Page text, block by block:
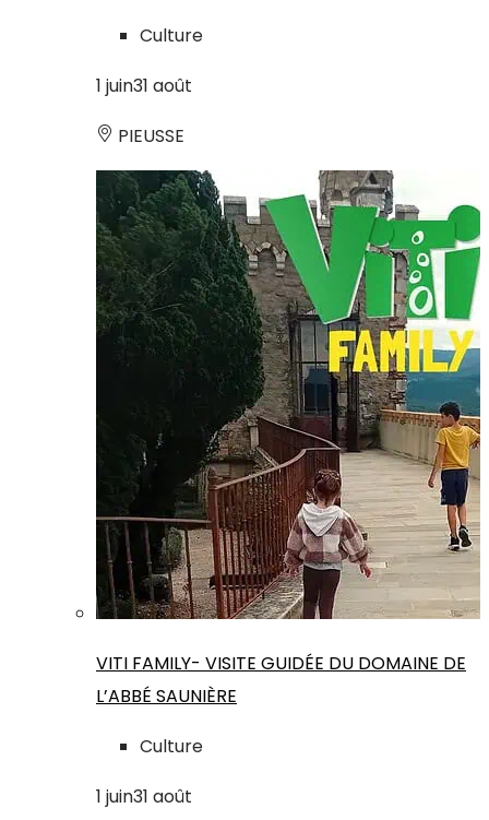
Culture
1 juin31 août
PIEUSSE
VITI FAMILY- VISITE GUIDÉE DU DOMAINE DE
L’ABBÉ SAUNIÈRE
Culture
1 juin31 août